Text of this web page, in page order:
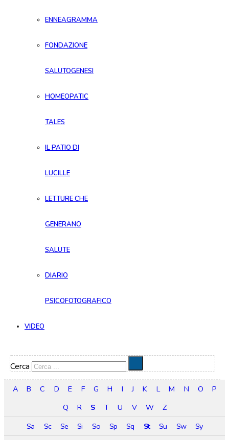
ENNEAGRAMMA
FONDAZIONE
SALUTOGENESI
HOMEOPATIC
TALES
IL PATIO DI
LUCILLE
LETTURE CHE
GENERANO
SALUTE
DIARIO
PSICOFOTOGRAFICO
VIDEO
Cerca
A B C D E F G H I J K L M N O
P
Q
R S T U V W
Z
Sa
Sc Se Si So Sp Sq St Su Sw Sy